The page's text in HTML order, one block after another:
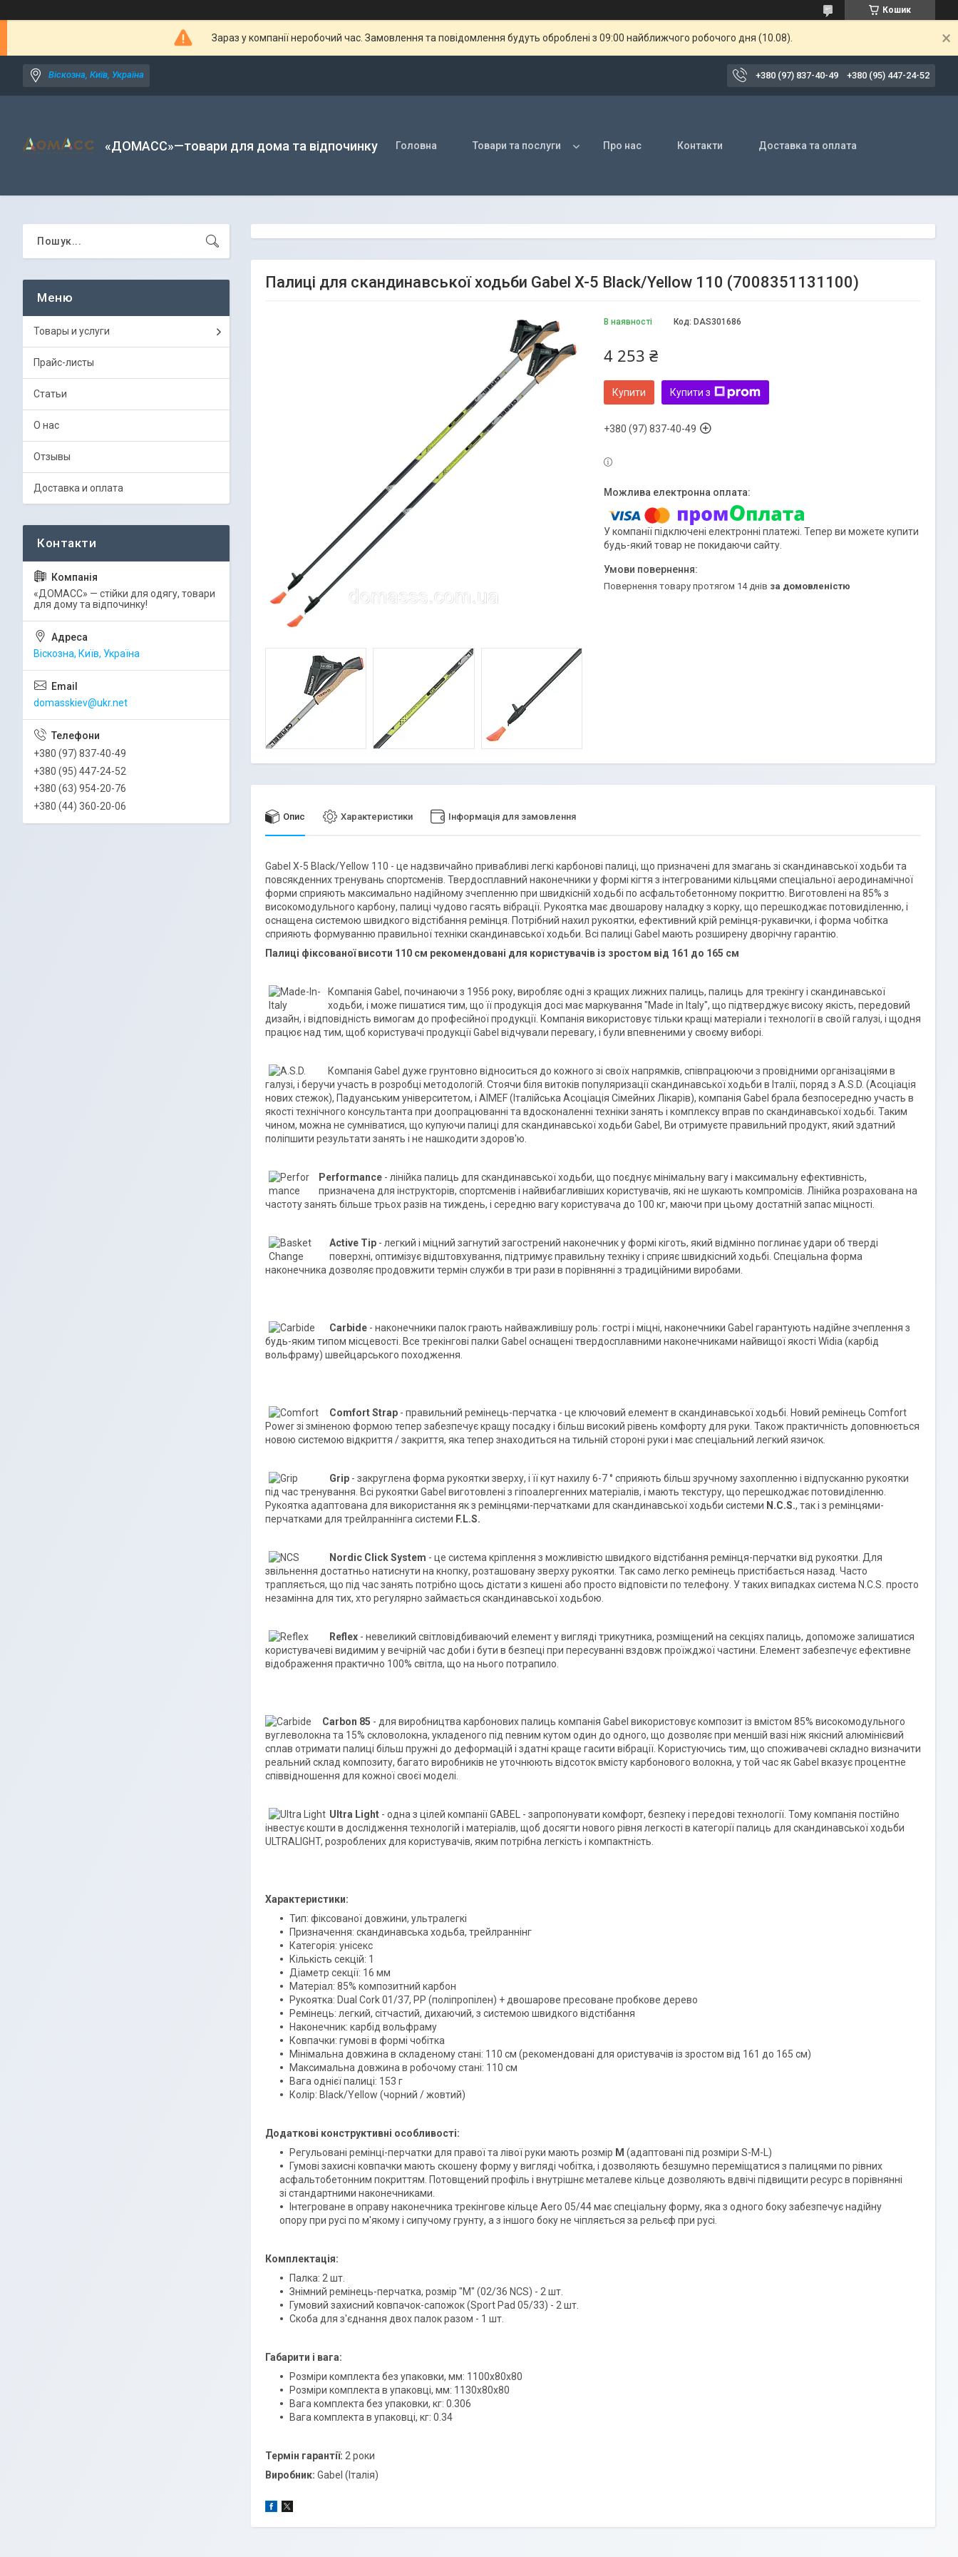
Кошик
Зараз у компанії неробочий час. Замовлення та повідомлення будуть оброблені з 09:00 найближчого робочого дня (10.08).
Віскозна, Київ, Україна +380 (97) 837-40-49 +380 (95) 447-24-52
«ДОМАСС»—товари для дома та відпочинку Головна Товари та послуги Про нас Контакти Доставка та оплата
Палиці для скандинавської ходьби Gabel X-5 Black/Yellow 110 (7008351131100)
В наявності Код: DAS301686
4 253 ₴
Купити Купити з
+380 (97) 837-40-49
У компанії підключені електронні платежі. Тепер ви можете купити
будь-який товар не покидаючи сайту.
повернення товару протягом 14 днів за домовленістю
Опис Характеристики Інформація для замовлення
Gabel X-5 Black/Yellow 110 - це надзвичайно привабливі легкі карбонові палиці, що призначені для змагань зі скандинавської ходьби та
повсякденних тренувань спортсменів. Твердосплавний наконечники у формі кігтя з інтегрованими кільцями спеціальної аеродинамічної
форми сприяють максимально надійному зчепленню при швидкісній ходьбі по асфальтобетонному покриттю. Виготовлені на 85% з
високомодульного карбону, палиці чудово гасять вібрації. Рукоятка має двошарову наладку з корку, що перешкоджає потовиділенню, і
оснащена системою швидкого відстібання ремінця. Потрібний нахил рукоятки, ефективний крій ремінця-рукавички, і форма чобітка
сприяють формуванню правильної техніки скандинавської ходьби. Всі палиці Gabel мають розширену дворічну гарантію.
Палиці фіксованої висоти 110 см рекомендовані для користувачів із зростом від 161 до 165 см
Компанія Gabel, починаючи з 1956 року, виробляє одні з кращих лижних палиць, палиць для трекінгу і скандинавської
ходьби, і може пишатися тим, що її продукція досі має маркування "Made in Italy", що підтверджує високу якість, передовий
дизайн, і відповідність вимогам до професійної продукції. Компанія використовує тільки кращі матеріали і технології в своїй галузі, і щодня
працює над тим, щоб користувачі продукції Gabel відчували перевагу, і були впевненими у своєму виборі.
Компанія Gabel дуже грунтовно відноситься до кожного зі своїх напрямків, співпрацюючи з провідними організаціями в
галузі, і беручи участь в розробці методологій. Стоячи біля витоків популяризації скандинавської ходьби в Італії, поряд з A.S.D. (Асоціація
нових стежок), Падуанським університетом, і AIMEF (Італійська Асоціація Сімейних Лікарів), компанія Gabel брала безпосередню участь в
якості технічного консультанта при доопрацюванні та вдосконаленні техніки занять і комплексу вправ по скандинавської ходьбі. Таким
чином, можна не сумніватися, що купуючи палиці для скандинавської ходьби Gabel, Ви отримуєте правильний продукт, який здатний
поліпшити результати занять і не нашкодити здоров'ю.
Performance - лінійка палиць для скандинавської ходьби, що поєднує мінімальну вагу і максимальну ефективність,
призначена для інструкторів, спортсменів і найвибагливіших користувачів, які не шукають компромісів. Лінійка розрахована на
частоту занять більше трьох разів на тиждень, і середню вагу користувача до 100 кг, маючи при цьому достатній запас міцності.
Active Tip - легкий і міцний загнутий загострений наконечник у формі кіготь, який відмінно поглинає удари об тверді
поверхні, оптимізує відштовхування, підтримує правильну техніку і сприяє швидкісний ходьбі. Спеціальна форма
наконечника дозволяє продовжити термін служби в три рази в порівнянні з традиційними виробами.
Carbide - наконечники палок грають найважливішу роль: гострі і міцні, наконечники Gabel гарантують надійне зчеплення з
будь-яким типом місцевості. Все трекінгові палки Gabel оснащені твердосплавними наконечниками найвищої якості Widia (карбід
вольфраму) швейцарського походження.
Comfort Strap - правильний ремінець-перчатка - це ключовий елемент в скандинавської ходьбі. Новий ремінець Comfort
Power зі зміненою формою тепер забезпечує кращу посадку і більш високий рівень комфорту для руки. Також практичність доповнюється
новою системою відкриття / закриття, яка тепер знаходиться на тильній стороні руки і має спеціальний легкий язичок.
Grip - закруглена форма рукоятки зверху, і її кут нахилу 6-7 ° сприяють більш зручному захопленню і відпусканню рукоятки
під час тренування. Всі рукоятки Gabel виготовлені з гіпоалергенних матеріалів, і мають текстуру, що перешкоджає потовиділенню.
Рукоятка адаптована для використання як з ремінцями-перчатками для скандинавської ходьби системи N.C.S., так і з ремінцями-
перчатками для трейлраннінга системи F.L.S.
Nordic Click System - це система кріплення з можливістю швидкого відстібання ремінця-перчатки від рукоятки. Для
звільнення достатньо натиснути на кнопку, розташовану зверху рукоятки. Так само легко ремінець пристібається назад. Часто
трапляється, що під час занять потрібно щось дістати з кишені або просто відповісти по телефону. У таких випадках система N.C.S. просто
незамінна для тих, хто регулярно займається скандинавської ходьбою.
Reflex - невеликий світловідбиваючий елемент у вигляді трикутника, розміщений на секціях палиць, допоможе залишатися
користувачеві видимим у вечірній час доби і бути в безпеці при пересуванні вздовж проїжджої частини. Елемент забезпечує ефективне
відображення практично 100% світла, що на нього потрапило.
Carbon 85 - для виробництва карбонових палиць компанія Gabel використовує композит із вмістом 85% високомодульного
вуглеволокна та 15% скловолокна, укладеного під певним кутом один до одного, що дозволяє при меншій вазі ніж якісний алюмінієвий
сплав отримати палиці більш пружні до деформацій і здатні краще гасити вібрації. Користуючись тим, що споживачеві складно визначити
реальний склад композиту, багато виробників не уточнюють відсоток вмісту карбонового волокна, у той час як Gabel вказує процентне
співвідношення для кожної своєї моделі.
Ultra Light - одна з цілей компанії GABEL - запропонувати комфорт, безпеку і передові технології. Тому компанія постійно
інвестує кошти в дослідження технологій і матеріалів, щоб досягти нового рівня легкості в категорії палиць для скандинавської ходьби
ULTRALIGHT, розроблених для користувачів, яким потрібна легкість і компактність.
Характеристики:
Тип: фіксованої довжини, ультралегкі
Призначення: скандинавська ходьба, трейлраннінг
Категорія: унісекс
Кількість секцій: 1
Діаметр секції: 16 мм
Матеріал: 85% композитний карбон
Рукоятка: Dual Cork 01/37, PP (поліпропілен) + двошарове пресоване пробкове дерево
Ремінець: легкий, сітчастий, дихаючий, з системою швидкого відстібання
Наконечник: карбід вольфраму
Ковпачки: гумові в формі чобітка
Мінімальна довжина в складеному стані: 110 см (рекомендовані для ористувачів із зростом від 161 до 165 см)
Максимальна довжина в робочому стані: 110 см
Вага однієї палиці: 153 г
Колір: Black/Yellow (чорний / жовтий)
Додаткові конструктивні особливості:
Регульовані ремінці-перчатки для правої та лівої руки мають розмір M (адаптовані під розміри S-M-L)
Гумові захисні ковпачки мають скошену форму у вигляді чобітка, і дозволяють безшумно переміщатися з палицями по рівних
асфальтобетонним покриттям. Потовщений профіль і внутрішнє металеве кільце дозволяють вдвічі підвищити ресурс в порівнянні
зі стандартними наконечниками.
Інтегроване в оправу наконечника трекінгове кільце Aero 05/44 має спеціальну форму, яка з одного боку забезпечує надійну
опору при русі по м'якому і сипучому грунту, а з іншого боку не чіпляється за рельєф при русі.
Комплектація:
Палка: 2 шт.
Знімний ремінець-перчатка, розмір "M" (02/36 NCS) - 2 шт.
Гумовий захисний ковпачок-сапожок (Sport Pad 05/33) - 2 шт.
Скоба для з'єднання двох палок разом - 1 шт.
Габарити і вага:
Розміри комплекта без упаковки, мм: 1100х80х80
Розміри комплекта в упаковці, мм: 1130х80х80
Вага комплекта без упаковки, кг: 0.306
Вага комплекта в упаковці, кг: 0.34
Термін гарантії: 2 роки
Виробник: Gabel (Італія)
Товары и услуги
Прайс-листы
Статьи
О нас
Отзывы
Доставка и оплата
«ДОМАСС» — стійки для одягу, товари
для дому та відпочинку!
Віскозна, Київ, Україна
domasskiev@ukr.net
+380 (97) 837-40-49
+380 (95) 447-24-52
+380 (63) 954-20-76
+380 (44) 360-20-06